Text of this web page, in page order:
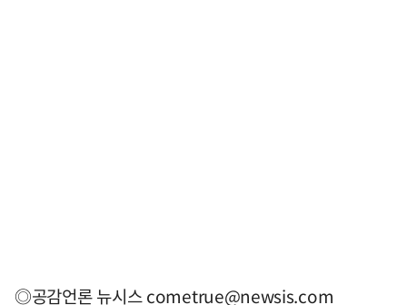
◎공감언론 뉴시스cometrue@newsis.com